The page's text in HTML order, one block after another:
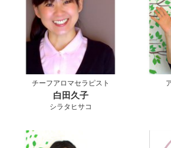
チーフアロマセラピスト
白田久子
シラタヒサコ